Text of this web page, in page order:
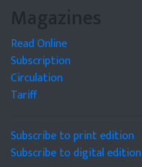
Magazines
Read Online
Subscription
Circulation
Tariff
Subscribe to print edition
Subscribe to digital edition